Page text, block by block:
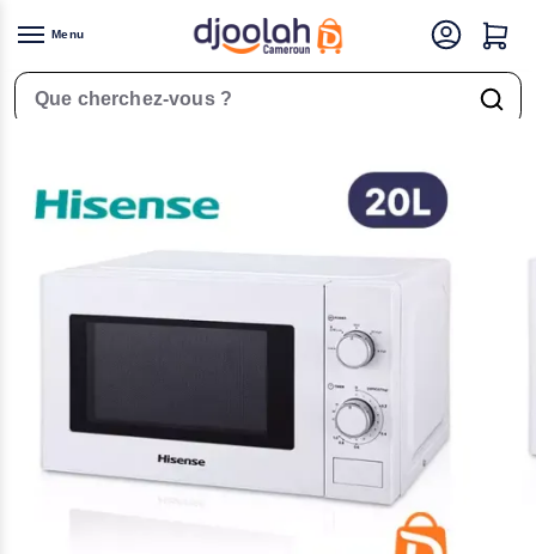
Menu
Rechercher un produit
Accueil Petit Électroménager Micro onde – Hisense – H20MOWH – 20 L – Four – Blanc